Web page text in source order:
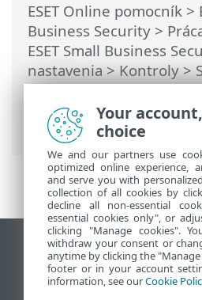
ESET Online pomocník >
Business Security >
ESET Small Business
nastavenia>Kontroly>
Host Intrusion
Manažment pravidiel
k aplikácii/položke v
Zobraziť stránku ako na
End of Life
Databáza znalostí ESET
Your
choice
We and our partners use
optimized online experience,
and serve you with
collection of all cookies by
decline all non-essential
essential cookies only", or
clicking "Manage cookies".
withdraw your consent or
anytime by clicking the
footer or in your account
information, see ourCookie